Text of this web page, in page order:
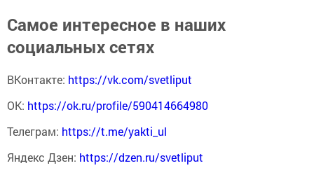
Самое интересное в наших
социальных сетях
ВКонтакте: https://vk.com/svetliput
ОК: https://ok.ru/profile/590414664980
Телеграм: https://t.me/yakti_ul
Яндекс Дзен: https://dzen.ru/svetliput